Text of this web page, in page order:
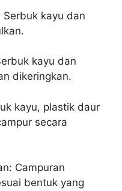
kayu dan
kayu dan
dikeringkan.
kayu, plastik daur
secara
Campuran
bentuk yang